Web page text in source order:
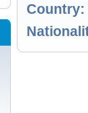
Country: